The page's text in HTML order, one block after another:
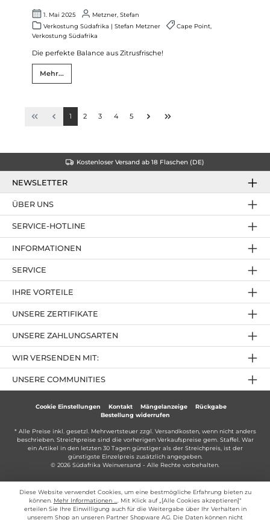
1. Mai 2025
Metzner, Stefan
Verkostung Südafrika | Stefan Metzner Cape Point,
Verkostung Südafrika
Die perfekte Balance aus Zitrusfrische!
Mehr...
1 2 3 4 5
Kostenloser Versand ab 18 Flaschen (DE)
NEWSLETTER
SERVICE-HOTLINE
IHRE VORTEILE
UNSERE ZAHLUNGSARTEN
ÜBER UNS
UNSERE ZERTIFIKATE
INFORMATIONEN
SERVICE
UNSERE COMMUNITIES
WIR VERSENDEN MIT:
Cookie Einstellungen Kontakt Mängelanzeige
Rückgabe
Bestellung widerrufen
* Alle Preise inkl. gesetzl. Mehrwertsteuer zzgl. Versandkosten, wenn nicht anders
beschrieben. Streichpreise sind die vorherigen Verkaufspreise gem. Staffel. War
ein Artikel in den letzten 30 Tagen günstiger als der Streichpreis, ist der
günstigste Einzelpreis zusätzlich angegeben.
© 2026 Südafrika Weinversand - Alle Rechte vorbehalten.
Diese Website verwendet Cookies, um eine bestmögliche Erfahrung bieten zu
können. Mehr Informationen ...
. Mit Klick auf „[Alle Cookies akzeptieren]“
erteilen Sie Ihre Einwilligung auch für die Weitergabe über Ihr Verhalten in
unserem Shop an unseren Partner Shopware AG. Die Daten können nicht